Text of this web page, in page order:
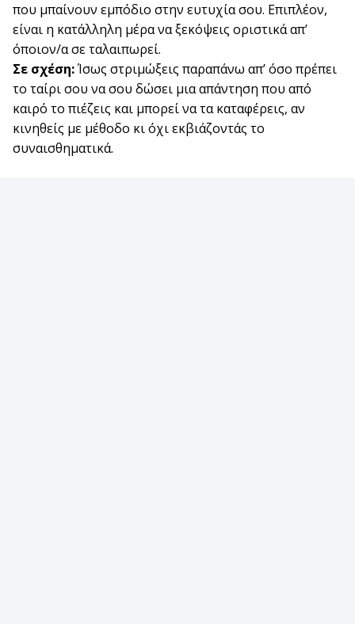
που μπαίνουν εμπόδιο στην ευτυχία σου. Επιπλέον,
είναι η κατάλληλη μέρα να ξεκόψεις οριστικά απ’
όποιον/α σε ταλαιπωρεί.
Σε σχέση:Ίσως στριμώξεις παραπάνω απ’ όσο πρέπει
το ταίρι σου να σου δώσει μια απάντηση που από
καιρό το πιέζεις και μπορεί να τα καταφέρεις, αν
κινηθείς με μέθοδο κι όχι εκβιάζοντάς το
συναισθηματικά.